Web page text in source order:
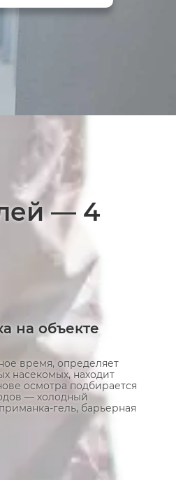
— 4
на объекте
время, определяет
насекомых, находит
осмотра подбирается
— холодный
гель, барьерная